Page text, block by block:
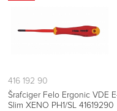
416 192 90
Šrafciger Felo Ergonic VDE
Slim XENO PH1/SL 41619290